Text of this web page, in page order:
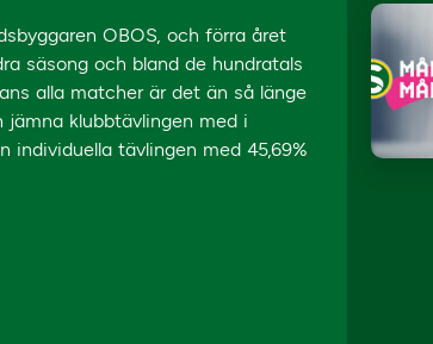
OBOS, och förra året
säsong och bland de hundratals
alla matcher är det än så länge
klubbtävlingen med i
individuella tävlingen med 45,69%